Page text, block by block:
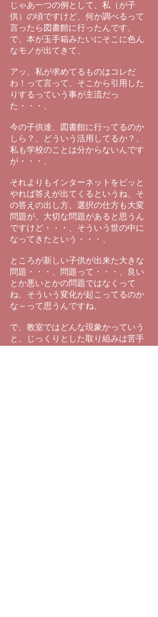
じゃあ一つの例として、私（が子
供）の頃ですけど、何か調べるって
言ったら図書館に行ったんです、
で、本が玉手箱みたいにそこに色ん
なモノが出てきて、
アッ、私が求めてるものはコレだ
わ！って言って、そこから引用した
りするっていう事が主流だっ
た・・・、
今の子供達、図書館に行ってるのか
しら？、どういう活用してるか？、
私も学校のことは分からないんです
が・・・、
それよりもインターネットをピッと
やれば答えが出てくるというね、そ
の答えの出し方、選択の仕方も大変
問題が、大切な問題があると思うん
ですけど・・・、そういう世の中に
なってきたという・・・、
ところが新しい子供が出来た大きな
問題・・・、問題って・・・、良い
とか悪いとかの問題ではなくって
ね、そういう変化が起こってるのか
な～って思うんですね、
で、教室ではどんな現象かっていう
と、じっくりとした取り組みは苦手